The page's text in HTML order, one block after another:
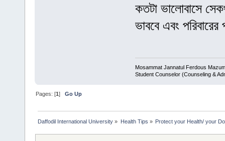
কতটা ভালোবাসে
ভাববে এবং
Mosammat Jannatul Ferdous
Student Counselor (Counseling &
Pages: [1]Go Up
Daffodil International University » Health Tips » Protect your Health/ your